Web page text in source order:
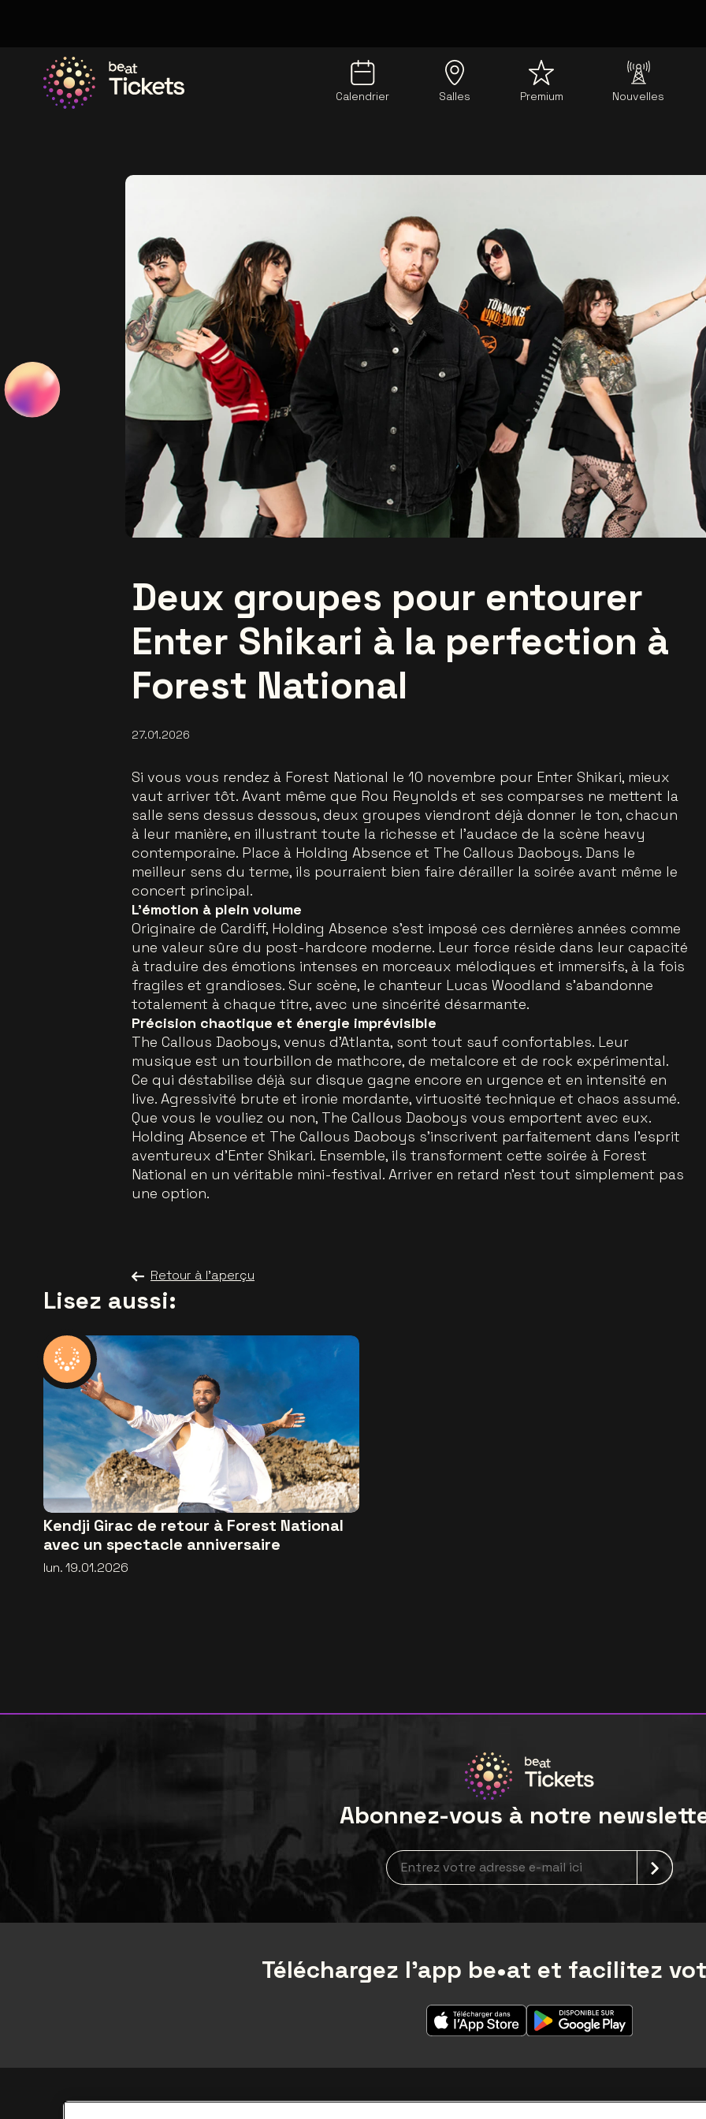
Calendrier Salles Premium Nouvelles
Deux groupes pour entourer
Enter Shikari à la perfection à
Forest National
27.01.2026
Si vous vous rendez à Forest National le 10 novembre pour Enter Shikari, mieux
vaut arriver tôt. Avant même que Rou Reynolds et ses comparses ne mettent la
salle sens dessus dessous, deux groupes viendront déjà donner le ton, chacun
à leur manière, en illustrant toute la richesse et l’audace de la scène heavy
contemporaine. Place à Holding Absence et The Callous Daoboys. Dans le
meilleur sens du terme, ils pourraient bien faire dérailler la soirée avant même le
concert principal.
L’émotion à plein volume
Originaire de Cardiff, Holding Absence s’est imposé ces dernières années comme
une valeur sûre du post-hardcore moderne. Leur force réside dans leur capacité
à traduire des émotions intenses en morceaux mélodiques et immersifs, à la fois
fragiles et grandioses. Sur scène, le chanteur Lucas Woodland s’abandonne
totalement à chaque titre, avec une sincérité désarmante.
Précision chaotique et énergie imprévisible
The Callous Daoboys, venus d’Atlanta, sont tout sauf confortables. Leur
musique est un tourbillon de mathcore, de metalcore et de rock expérimental.
Ce qui déstabilise déjà sur disque gagne encore en urgence et en intensité en
live. Agressivité brute et ironie mordante, virtuosité technique et chaos assumé.
Que vous le vouliez ou non, The Callous Daoboys vous emportent avec eux.
Holding Absence et The Callous Daoboys s’inscrivent parfaitement dans l’esprit
aventureux d’Enter Shikari. Ensemble, ils transforment cette soirée à Forest
National en un véritable mini-festival. Arriver en retard n’est tout simplement pas
une option.
Retour à l'aperçu
Lisez aussi:
Kendji Girac de retour à Forest National
avec un spectacle anniversaire
lun. 19.01.2026
Abonnez-vous à notre
Inscription à la newsletter
Téléchargez l'app be•at et facilitez